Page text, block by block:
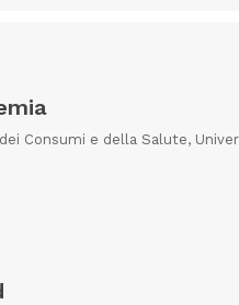
Consumi e della Salute,